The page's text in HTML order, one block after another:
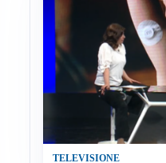
TELEVISIONE